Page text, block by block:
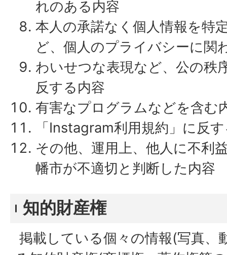
れのある内容
本人の承諾なく個人情報を特
ど、個人のプライバシーに関
わいせつな表現など、公の秩
反する内容
有害なプログラムなどを含む
「Instagram利用規約」に反
その他、運用上、他人に不利
幡市が不適切と判断した内容
知的財産権
掲載している個々の情報(写真、